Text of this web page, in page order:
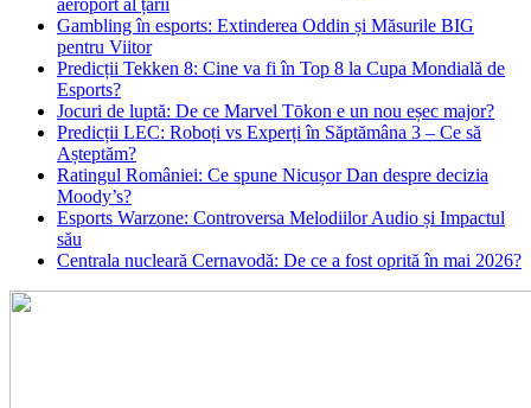
aeroport al țării
Gambling în esports: Extinderea Oddin și Măsurile BIG
pentru Viitor
Predicții Tekken 8: Cine va fi în Top 8 la Cupa Mondială de
Esports?
Jocuri de luptă: De ce Marvel Tōkon e un nou eșec major?
Predicții LEC: Roboți vs Experți în Săptămâna 3 – Ce să
Așteptăm?
Ratingul României: Ce spune Nicușor Dan despre decizia
Moody’s?
Esports Warzone: Controversa Melodiilor Audio și Impactul
său
Centrala nucleară Cernavodă: De ce a fost oprită în mai 2026?